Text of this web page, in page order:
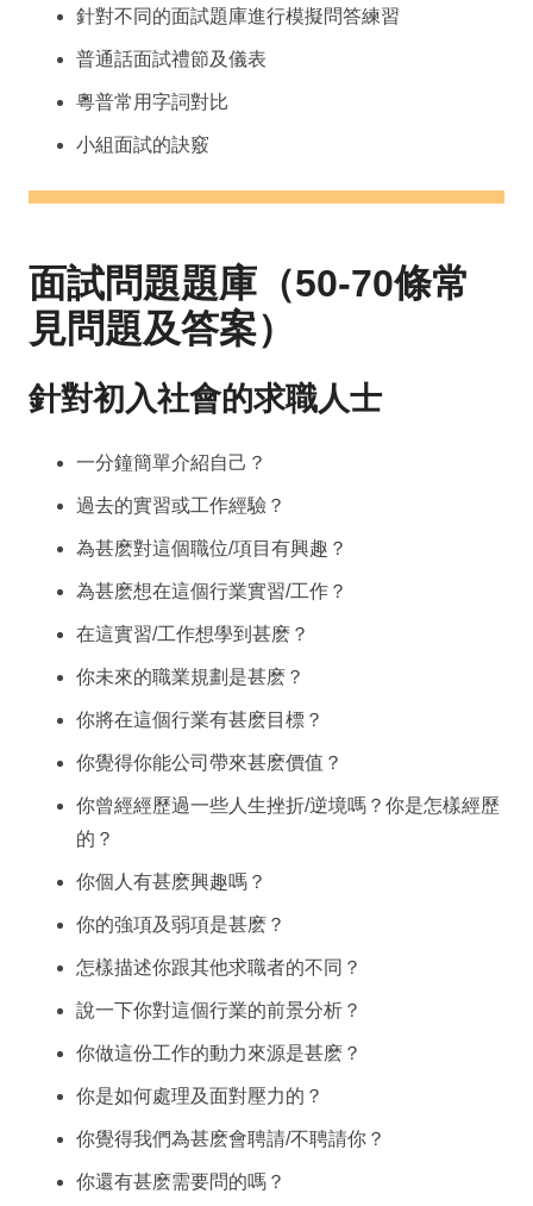
針對不同的面試題庫進行模擬問答練習
普通話面試禮節及儀表
粵普常用字詞對比
小組面試的訣竅
面試問題題庫（50-70條常
見問題及答案）
針對初入社會的求職人士
一分鐘簡單介紹自己？
過去的實習或工作經驗？
為甚麽對這個職位/項目有興趣？
為甚麽想在這個行業實習/工作？
在這實習/工作想學到甚麽？
你未來的職業規劃是甚麽？
你將在這個行業有甚麽目標？
你覺得你能公司帶來甚麽價值？
你曾經經歷過一些人生挫折/逆境嗎？你是怎樣經歷
的？
你個人有甚麽興趣嗎？
你的強項及弱項是甚麽？
怎樣描述你跟其他求職者的不同？
說一下你對這個行業的前景分析？
你做這份工作的動力來源是甚麽？
你是如何處理及面對壓力的？
你覺得我們為甚麽會聘請/不聘請你？
你還有甚麽需要問的嗎？